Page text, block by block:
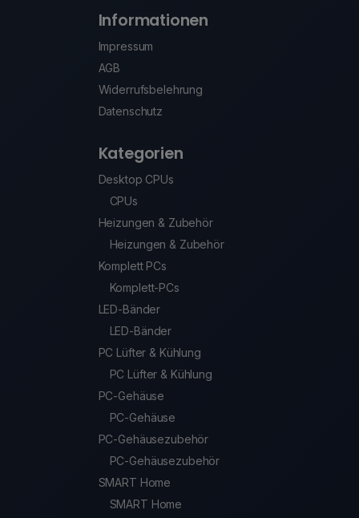
Informationen
Impressum
AGB
Widerrufsbelehrung
Datenschutz
Kategorien
Desktop CPUs
CPUs
Heizungen & Zubehör
Heizungen & Zubehör
Komplett PCs
Komplett-PCs
LED-Bänder
LED-Bänder
PC Lüfter & Kühlung
PC Lüfter & Kühlung
PC-Gehäuse
PC-Gehäuse
PC-Gehäusezubehör
PC-Gehäusezubehör
SMART Home
SMART Home